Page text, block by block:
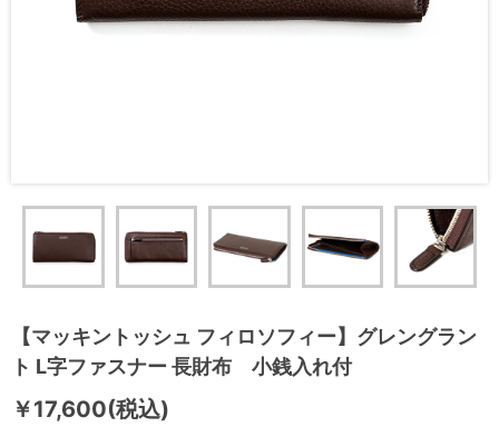
【マッキントッシュ フィロソフィー】グレングラン
ト L字ファスナー 長財布 小銭入れ付
￥17,600(税込)